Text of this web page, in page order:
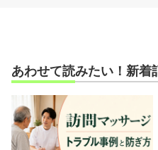
あわせて読みたい！新着